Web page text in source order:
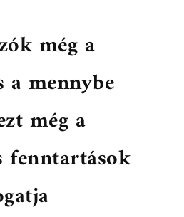
még a
a mennybe
még a
fenntartások